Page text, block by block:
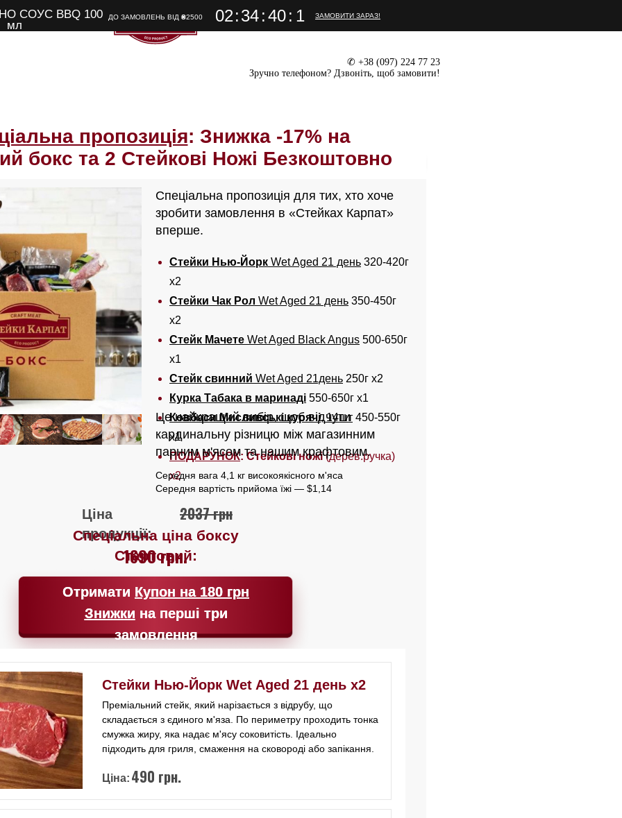
34 38 9
: :
02:
ДО ЗАМОВЛЕНЬ ВІД ₴2500 ЗАМОВИТИ ЗАРАЗ!
СОУС BBQ 100
млРецепти
✆ +38 (097) 224 77 23
Зручно телефоном? Дзвоніть, щоб замовити!
пропозиція: Знижка -17% на
бокс та 2 Стейкові Ножі Безкоштовно
Спеціальна пропозиція для тих, хто хоче
зробити замовлення в «Стейках Карпат»
вперше.
Стейки Нью-Йорк Wet Aged 21 день 320-420г
х2
Стейки Чак Рол Wet Aged 21 день 350-450г
х2
Стейк Мачете Wet Aged Black Angus 500-650г
x1
Стейк свинний Wet Aged 21день 250г х2
Курка Табака в маринаді 550-650г x1
Ковбаси Мисливські курячі, 14шт 450-550г
x1
ПОДАРУНОК: Стейкові ножі(дерев.ручка)
х2
Отримати Купон на 180 грн
Знижки на перші три
замовлення
Це найкращий вибір, щоб відчути
кардинальну різницю між магазинним
парним м'ясом та нашим крафтовим.
Середня вага 4,1 кг високоякісного м'яса
Середня вартість прийома їжі — $1,14
Ціна
продукції:
2037 грн
Спеціальна ціна боксу
Стартовий:
1690 грн.
Стейки Нью-Йорк Wet Aged 21 день х2
Преміальний стейк, який нарізається з відрубу, що
складається з єдиного м'яза. По периметру проходить тонка
смужка жиру, яка надає м'ясу соковитість. Ідеально
підходить для гриля, смаження на сковороді або запікання.
Ціна: 490 грн.
Отримати Купон на 180 грн
Знижки на перші три
замовлення